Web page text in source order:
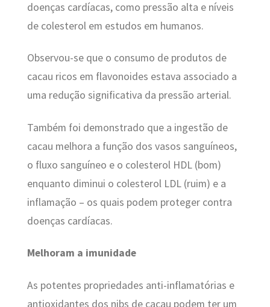
doenças cardíacas, como pressão alta e níveis
de colesterol em estudos em humanos.
Observou-se que o consumo de produtos de
cacau ricos em flavonoides estava associado a
uma redução significativa da pressão arterial.
Também foi demonstrado que a ingestão de
cacau melhora a função dos vasos sanguíneos,
o fluxo sanguíneo e o colesterol HDL (bom)
enquanto diminui o colesterol LDL (ruim) e a
inflamação – os quais podem proteger contra
doenças cardíacas.
Melhoram a imunidade
As potentes propriedades anti-inflamatórias e
antioxidantes dos nibs de cacau podem ter um